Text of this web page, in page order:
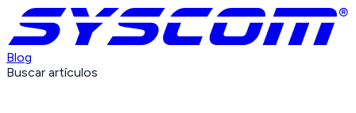
Blog
Buscar artículos